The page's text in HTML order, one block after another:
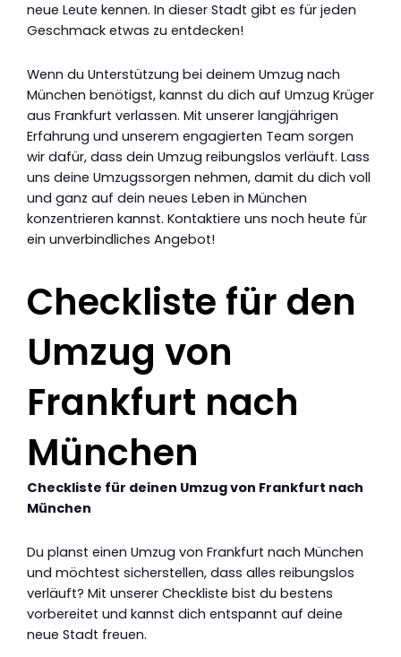
neue Leute kennen. In dieser Stadt gibt es für jeden
Geschmack etwas zu entdecken!
Wenn du Unterstützung bei deinem Umzug nach
München benötigst, kannst du dich auf Umzug Krüger
aus Frankfurt verlassen. Mit unserer langjährigen
Erfahrung und unserem engagierten Team sorgen
wir dafür, dass dein Umzug reibungslos verläuft. Lass
uns deine Umzugssorgen nehmen, damit du dich voll
und ganz auf dein neues Leben in München
konzentrieren kannst. Kontaktiere uns noch heute für
ein unverbindliches Angebot!
Checkliste für den
Umzug von
Frankfurt nach
München
Checkliste für deinen Umzug von Frankfurt nach
München
Du planst einen Umzug von Frankfurt nach München
und möchtest sicherstellen, dass alles reibungslos
verläuft? Mit unserer Checkliste bist du bestens
vorbereitet und kannst dich entspannt auf deine
neue Stadt freuen.